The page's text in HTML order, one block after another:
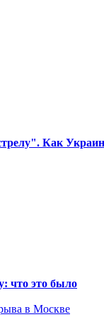
Как
что это было
в Москве